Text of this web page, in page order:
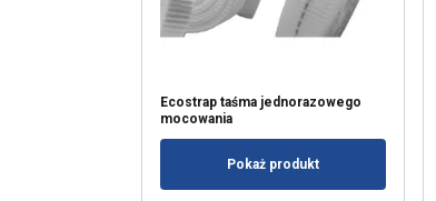
Ecostrap taśma jednorazowego
mocowania
Pokaż produkt